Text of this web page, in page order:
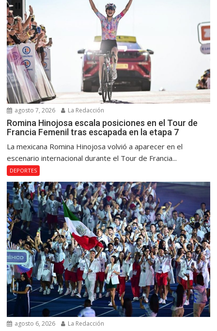
agosto 7, 2026 La Redacción
Romina Hinojosa escala posiciones en el Tour de
Francia Femenil tras escapada en la etapa 7
La mexicana Romina Hinojosa volvió a aparecer en el
escenario internacional durante el Tour de Francia...
DEPORTES
agosto 6, 2026 La Redacción